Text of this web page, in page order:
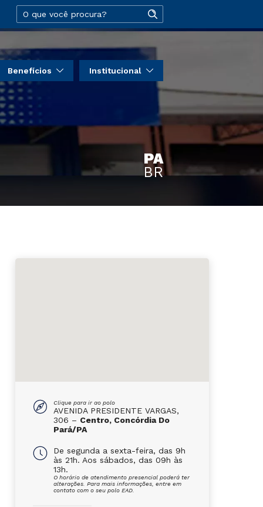
Benefícios Institucional
PA
BR
Clique para ir ao polo
AVENIDA PRESIDENTE VARGAS,
306 – Centro, Concórdia Do
Pará/PA
De segunda a sexta-feira, das 9h
às 21h. Aos sábados, das 09h às
13h.
O horário de atendimento presencial poderá ter
alterações. Para mais informações, entre em
contato com o seu polo EAD.